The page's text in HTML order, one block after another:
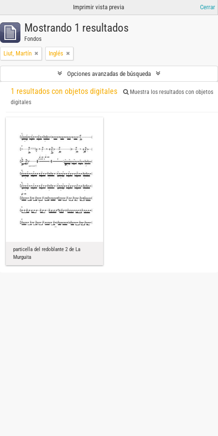
Imprimir vista previa Cerrar
Mostrando 1 resultados
Fondos
Liut, Martín Inglés
Opciones avanzadas de búsqueda
1 resultados con objetos digitales
Muestra los resultados con objetos
digitales
particella del redoblante 2 de La
Murguita